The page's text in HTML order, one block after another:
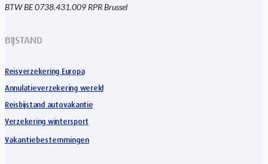
BTW BE 0738.431.009 RPR Brussel
BIJSTAND
Reisverzekering Europa
Annulatieverzekering wereld
Reisbijstand autovakantie
Verzekering wintersport
Vakantiebestemmingen